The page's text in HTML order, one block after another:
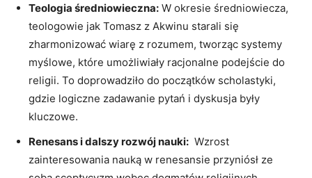
Teologia⁣ średniowieczna: W‌ okresie średniowiecza,
teologowie jak Tomasz‌ z Akwinu​ starali się
⁢zharmonizować⁢ wiarę z rozumem, tworząc systemy
myślowe,⁣ które⁢ umożliwiały racjonalne​ podejście do
religii. To doprowadziło do ⁤początków scholastyki,
gdzie logiczne zadawanie pytań‍ i dyskusja były
kluczowe.
Renesans i ‍dalszy rozwój nauki: ‍ Wzrost
zainteresowania ⁤nauką w renesansie przyniósł⁤ ze